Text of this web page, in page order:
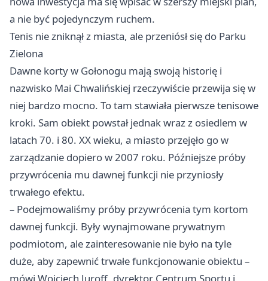
a nie być pojedynczym ruchem.
Tenis nie zniknął z miasta, ale przeniósł się do Parku
Zielona
Dawne korty w Gołonogu mają swoją historię i
nazwisko Mai Chwalińskiej rzeczywiście przewija się w
niej bardzo mocno. To tam stawiała pierwsze tenisowe
kroki. Sam obiekt powstał jednak wraz z osiedlem w
latach 70. i 80. XX wieku, a miasto przejęło go w
zarządzanie dopiero w 2007 roku. Późniejsze próby
przywrócenia mu dawnej funkcji nie przyniosły
trwałego efektu.
– Podejmowaliśmy próby przywrócenia tym kortom
dawnej funkcji. Były wynajmowane prywatnym
podmiotom, ale zainteresowanie nie było na tyle
duże, aby zapewnić trwałe funkcjonowanie obiektu –